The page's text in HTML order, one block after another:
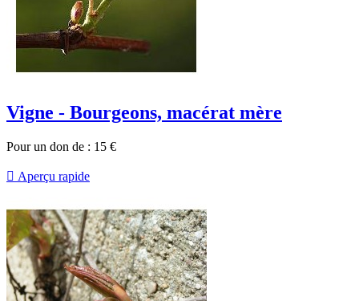
Vigne - Bourgeons, macérat mère
Pour un don de : 15 €
 Aperçu rapide